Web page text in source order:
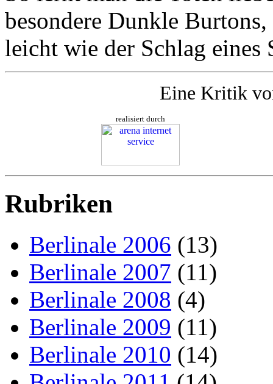
besondere Dunkle
leicht wie der Schlag eines
Eine Kritik
realisiert durch
Rubriken
Berlinale 2006 (13)
Berlinale 2007 (11)
Berlinale 2008 (4)
Berlinale 2009 (11)
Berlinale 2010 (14)